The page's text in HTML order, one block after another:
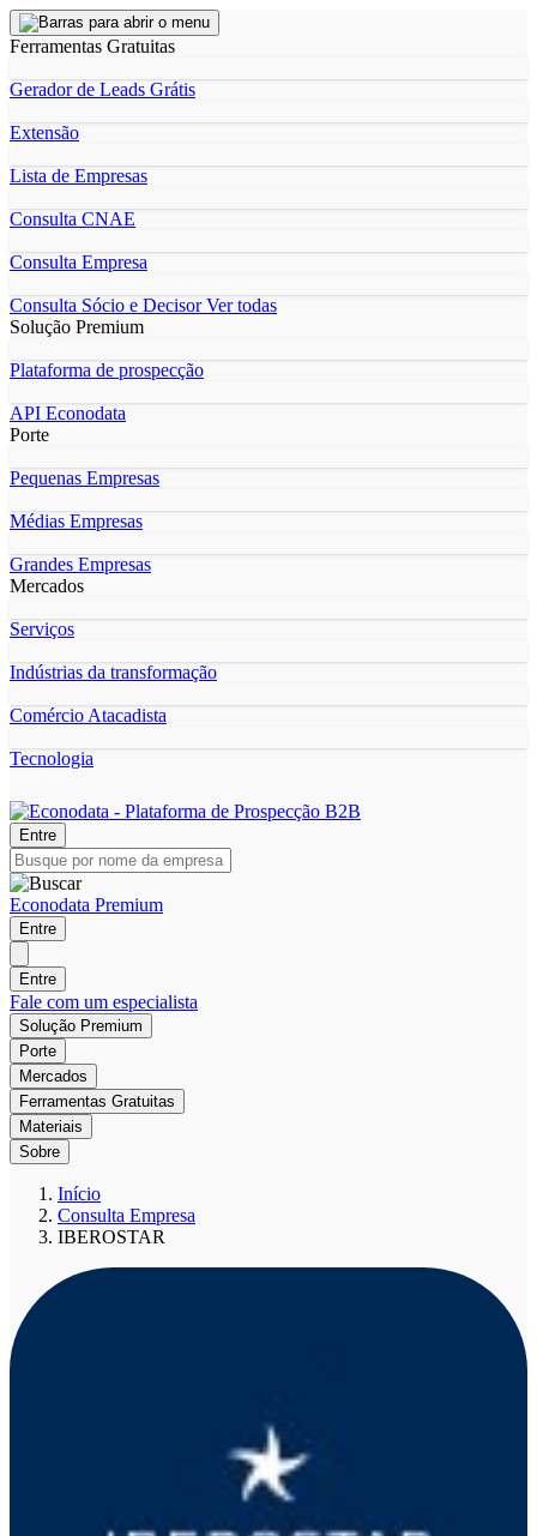
Ferramentas Gratuitas
Gerador de Leads Grátis
Extensão
Lista de Empresas
Consulta CNAE
Consulta Empresa
Consulta Sócio e DecisorVer todas
Solução Premium
Plataforma de prospecção
API Econodata
Porte
Pequenas Empresas
Médias Empresas
Grandes Empresas
Mercados
Serviços
Indústrias da transformação
Comércio Atacadista
Tecnologia
Entre
Econodata Premium
Entre
Entre
Fale com um especialista
Solução Premium
Porte
Mercados
Ferramentas Gratuitas
Materiais
Sobre
Início
Consulta Empresa
IBEROSTAR